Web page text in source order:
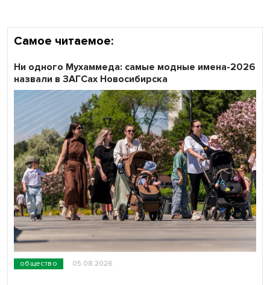
Самое читаемое:
общество 05.08.2026
Ни одного Мухаммеда: самые модные имена-2026
назвали в ЗАГСах Новосибирска